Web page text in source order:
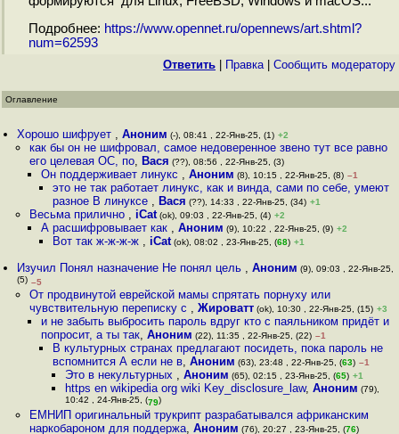
Подробнее: https://www.opennet.ru/opennews/art.shtml?
num=62593
Ответить Правка| Cообщить модератору
Оглавление
Хорошо шифрует ,Аноним (-), 08:41 , 22-Янв-25, (1) +2
как бы он не шифровал, самое недоверенное звено тут все равно
его целевая ОС, по, Вася (??), 08:56 , 22-Янв-25, (3)
Он поддерживает линукс , Аноним (8), 10:15 , 22-Янв-25, (8) –1
это не так работает линукс, как и винда, сами по себе, умеют
разное В линуксе , Вася (??), 14:33 , 22-Янв-25, (34) +1
Весьма прилично , iCat(ok), 09:03 , 22-Янв-25, (4) +2
А расшифровывает как , Аноним (9), 10:22 , 22-Янв-25, (9) +2
Вот так ж-ж-ж-ж , iCat (ok), 08:02 , 23-Янв-25, (68) +1
Изучил Понял назначение Не понял цель ,Аноним (9), 09:03 , 22-Янв-25,
(5) –5
От продвинутой еврейской мамы спрятать порнуху или
чувствительную переписку с , Жироватт(ok), 10:30 , 22-Янв-25, (15) +3
и не забыть выбросить пароль вдруг кто с паяльником придёт и
попросит, а ты так, Аноним (22), 11:35 , 22-Янв-25, (22) –1
В культурных странах предлагают посидеть, пока пароль не
вспомнится А если не в,Аноним (63), 23:48 , 22-Янв-25, (63) –1
Это в некультурных , Аноним (65), 02:15 , 23-Янв-25, (65) +1
https en wikipedia org wiki Key_disclosure_law, Аноним (79),
10:42 , 24-Янв-25, (79)
ЕМНИП оригинальный трукрипт разрабатывался африканским
наркобароном для поддержа, Аноним (76), 20:27 , 23-Янв-25, (76)